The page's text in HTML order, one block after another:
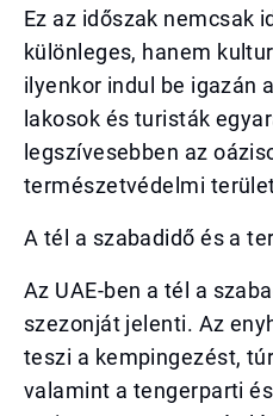
Ez az időszak nemcsak
különleges, hanem
ilyenkor indul be igazán
lakosok és turisták
legszívesebben az
természetvédelmi
A tél a szabadidő és a
Az UAE-ben a tél a
szezonját jelenti. Az
teszi a kempingezést,
valamint a tengerparti